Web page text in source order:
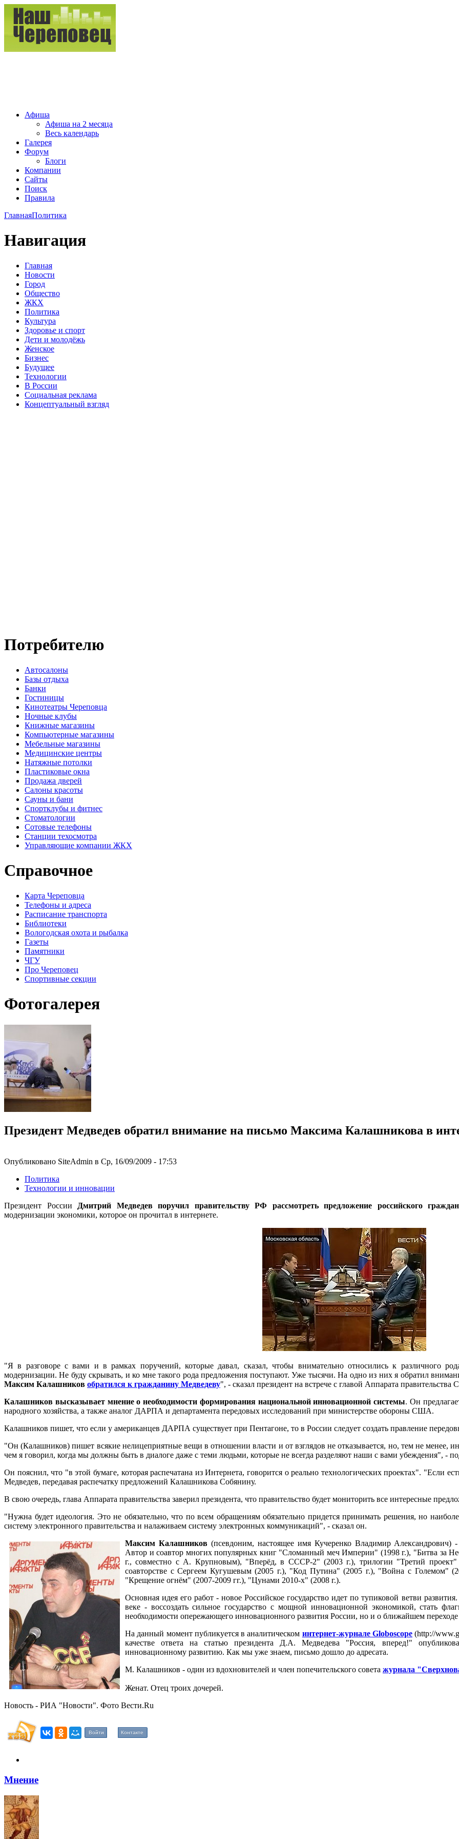
Афиша
Афиша на 2 месяца
Весь календарь
Галерея
Форум
Блоги
Компании
Сайты
Поиск
Правила
ГлавнаяПолитика
Навигация
Главная
Новости
Город
Общество
ЖКХ
Политика
Культура
Здоровье и спорт
Дети и молодёжь
Женское
Бизнес
Будущее
Технологии
В России
Социальная реклама
Концептуальный взгляд
Потребителю
Автосалоны
Базы отдыха
Банки
Гостиницы
Кинотеатры Череповца
Ночные клубы
Книжные магазины
Компьютерные магазины
Мебельные магазины
Медицинские центры
Натяжные потолки
Пластиковые окна
Продажа дверей
Салоны красоты
Сауны и бани
Спортклубы и фитнес
Стоматологии
Сотовые телефоны
Станции техосмотра
Управляющие компании ЖКХ
Справочное
Карта Череповца
Телефоны и адреса
Расписание транспорта
Библиотеки
Вологодская охота и рыбалка
Газеты
Памятники
ЧГУ
Про Череповец
Спортивные секции
Фотогалерея
Президент Медведев обратил внимание на письмо Максима Калашникова в
Опубликовано SiteAdmin в Ср, 16/09/2009 - 17:53
Политика
Технологии и инновации
Президент России
Дмитрий Медведев поручил правительству РФ рассмотреть предложение российского
модернизации экономики, которое он прочитал в интернете.
"Я в разговоре с вами и в рамках поручений, которые давал, сказал, чтобы внимательно относились к различного
модернизации. Не буду скрывать, и ко мне такого рода предложения поступают. Уже тысячи. На одно из них я обратил
Максим Калашников обратился к гражданину Медведеву", - сказал президент на встрече с главой Аппарата
Калашников высказывает мнение о необходимости формирования национальной инновационной системы. Он
народного хозяйства, а также аналог ДАРПА и департамента передовых исследований при министерстве обороны США.
Калашников пишет, что если у американцев ДАРПА существует при Пентагоне, то в России следует создать правление
"Он (Калашников) пишет всякие нелицеприятные вещи в отношении власти и от взглядов не отказывается, но, тем не менее,
чем я говорил, когда мы должны быть в диалоге даже с теми людьми, которые не всегда разделяют наши с вами убеждения", -
Он пояснил, что "в этой бумаге, которая распечатана из Интернета, говорится о реально технологических проектах". "Если
Медведев, передавая распечатку предложений Калашникова Собянину.
В свою очередь, глава Аппарата правительства заверил президента, что правительство будет мониторить все интересные
"Нужна будет идеология. Это не обязательно, что по всем обращениям обязательно придется принимать решения, но
систему электронного правительства и налаживаем систему электронных коммуникаций", - сказал он.
Максим Калашников(псевдоним, настоящее имя Кучеренко Владимир Александрович) -
Автор и соавтор многих популярных книг "Сломанный меч Империи" (1998 г.), "Битва за
г., совместно с А. Крупновым), "Вперёд, в СССР-2" (2003 г.), трилогии "Третий
соавторстве с Сергеем Кугушевым (2005 г.), "Код Путина" (2005 г.), "Война с Големом"
"Крещение огнём" (2007-2009 гг.), "Цунами 2010-х" (2008 г.).
Основная идея его работ - новое Российское государство идет по тупиковой ветви
веке - воссоздать сильное государство с мощной инновационной экономикой, стать
необходимости опережающего инновационного развития России, но и о ближайшем
На данный момент публикуется в аналитическом интернет-журнале Globoscope (http://
качестве ответа на статью президента Д.А. Медведева "Россия, вперед!"
инновационному развитию. Как мы уже знаем, письмо дошло до адресата.
М. Калашников - один из вдохновителей и член попечительского совета журнала
Женат. Отец троих дочерей.
Новость - РИА "Новости". Фото Вести.Ru
Войти Контакте
Мнение